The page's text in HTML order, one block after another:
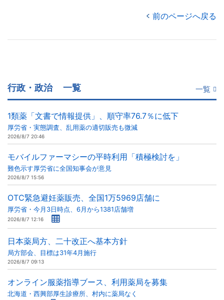
前のページへ戻る
行政・政治 一覧 一覧
1類薬「文書で情報提供」、順守率76.7％に低下
厚労省・実態調査、乱用薬の適切販売も微減
2026/8/7 20:46
モバイルファーマシーの平時利用「積極検討を」
難色示す厚労省に全国知事会が意見
2026/8/7 15:56
OTC緊急避妊薬販売、全国1万5969店舗に
厚労省・今月3日時点、6月から1381店舗増
2026/8/7 12:16
日本薬局方、二十改正へ基本方針
局方部会、目標は31年4月施行
2026/8/7 09:13
オンライン服薬指導ブース、利用薬局を募集
北海道・西興部厚生診療所、村内に薬局なく